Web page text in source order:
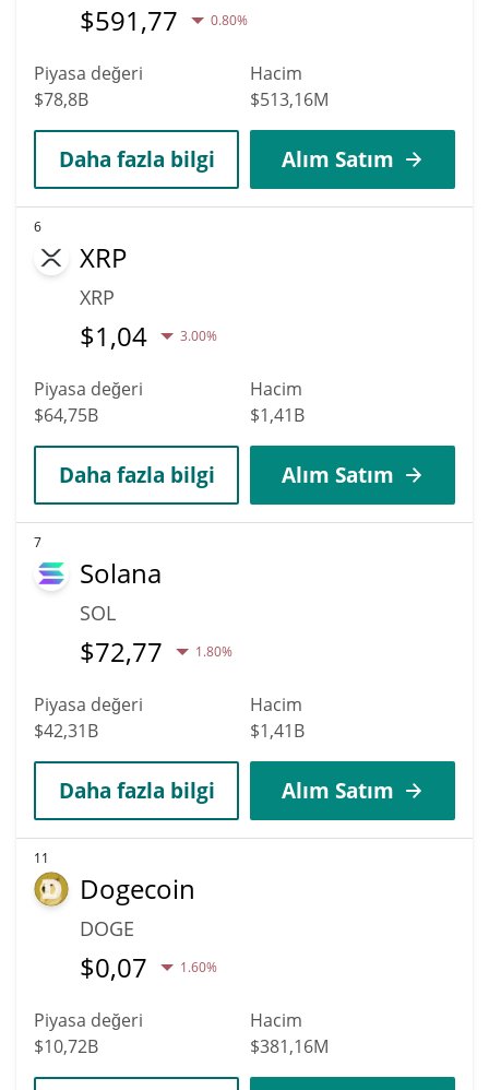
$591,77 0.80%
Piyasa değeri
$78,8B
Hacim
$513,16M
Daha fazla bilgi Alım Satım
6
XRP
XRP
$1,04 3.00%
Piyasa değeri
$64,75B
Hacim
$1,41B
Daha fazla bilgi Alım Satım
7
Solana
SOL
$72,77 1.80%
Piyasa değeri
$42,31B
Hacim
$1,41B
Daha fazla bilgi Alım Satım
11
Dogecoin
DOGE
$0,07 1.60%
Piyasa değeri
$10,72B
Hacim
$381,16M